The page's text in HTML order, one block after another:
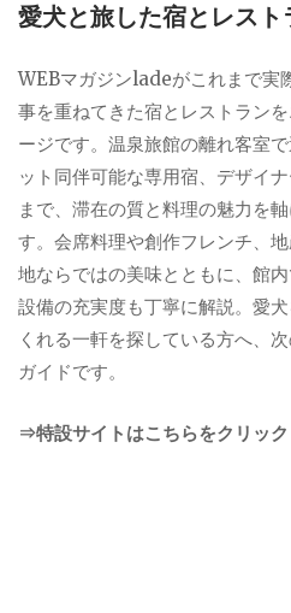
愛犬と旅した宿とレスト
WEBマガジンladeがこれまで実
事を重ねてきた宿とレストラン
ージです。温泉旅館の離れ客室
ット同伴可能な専用宿、デザイ
まで、滞在の質と料理の魅力を
す。会席料理や創作フレンチ、
地ならではの美味とともに、館
設備の充実度も丁寧に解説。愛
くれる一軒を探している方へ、
ガイドです。
⇒特設サイトはこちらをクリック